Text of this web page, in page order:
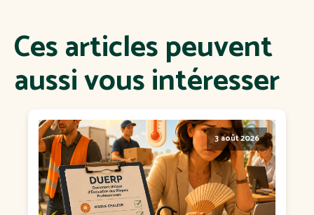
Ces articles peuvent
aussi vous intéresser
3 août 2026